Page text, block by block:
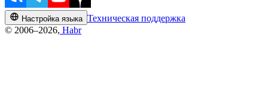
Настройка языка Техническая поддержка
© 2006–2026, Habr